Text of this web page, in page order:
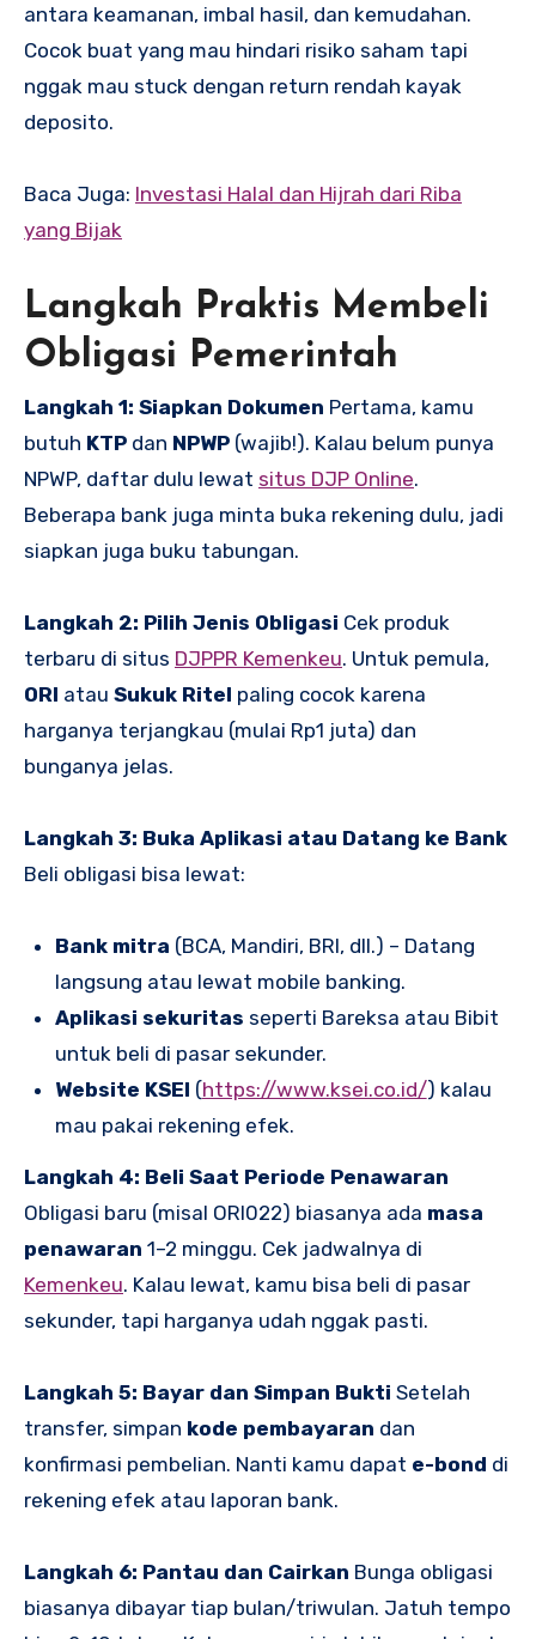
antara keamanan, imbal hasil, dan kemudahan.
Cocok buat yang mau hindari risiko saham tapi
nggak mau stuck dengan return rendah kayak
deposito.
Baca Juga: Investasi Halal dan Hijrah dari Riba
yang Bijak
Langkah Praktis Membeli
Obligasi Pemerintah
Langkah 1: Siapkan Dokumen Pertama, kamu
butuh KTP dan NPWP (wajib!). Kalau belum punya
NPWP, daftar dulu lewat situs DJP Online.
Beberapa bank juga minta buka rekening dulu, jadi
siapkan juga buku tabungan.
Langkah 2: Pilih Jenis Obligasi Cek produk
terbaru di situs DJPPR Kemenkeu. Untuk pemula,
ORI atau Sukuk Ritel paling cocok karena
harganya terjangkau (mulai Rp1 juta) dan
bunganya jelas.
Langkah 3: Buka Aplikasi atau Datang ke Bank
Beli obligasi bisa lewat:
Bank mitra (BCA, Mandiri, BRI, dll.) – Datang
langsung atau lewat mobile banking.
Aplikasi sekuritas seperti Bareksa atau Bibit
untuk beli di pasar sekunder.
Website KSEI (https://www.ksei.co.id/) kalau
mau pakai rekening efek.
Langkah 4: Beli Saat Periode Penawaran
Obligasi baru (misal ORI022) biasanya ada masa
penawaran 1–2 minggu. Cek jadwalnya di
Kemenkeu. Kalau lewat, kamu bisa beli di pasar
sekunder, tapi harganya udah nggak pasti.
Langkah 5: Bayar dan Simpan Bukti Setelah
transfer, simpan kode pembayaran dan
konfirmasi pembelian. Nanti kamu dapat e-bond di
rekening efek atau laporan bank.
Langkah 6: Pantau dan Cairkan Bunga obligasi
biasanya dibayar tiap bulan/triwulan. Jatuh tempo